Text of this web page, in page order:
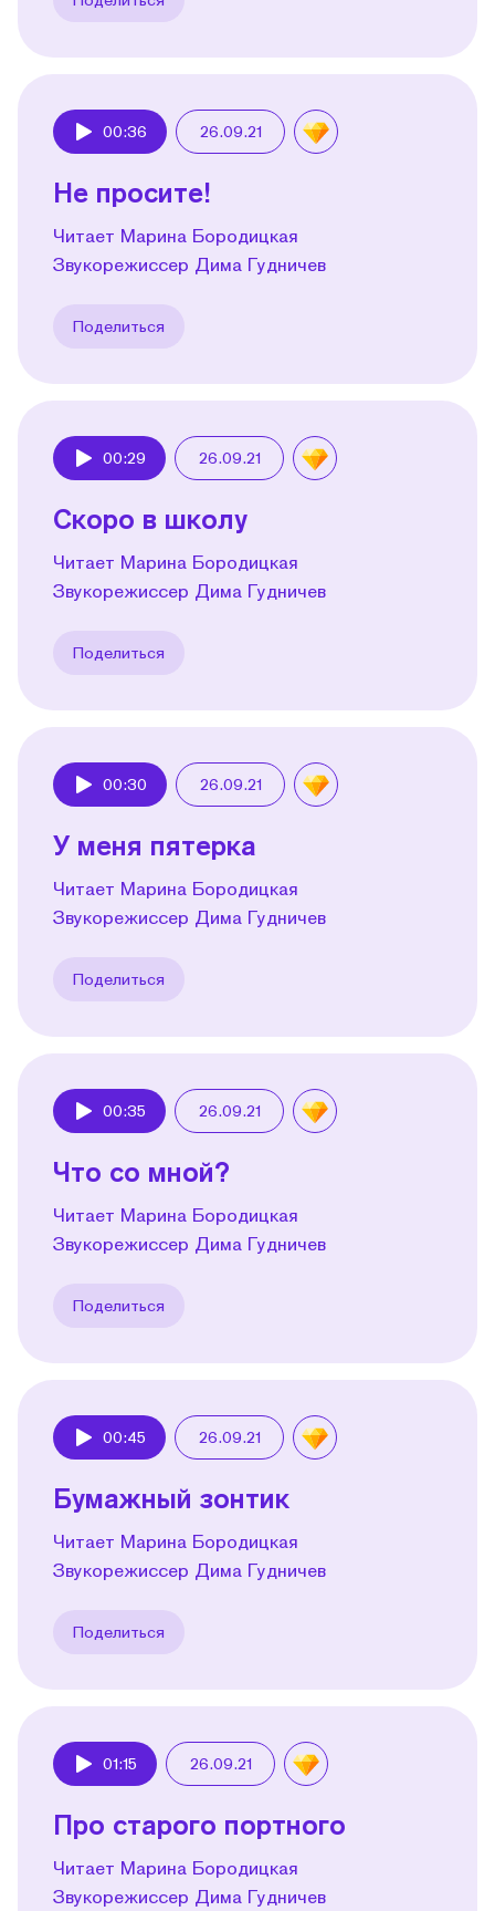
00:36 26.09.21
Не просите!
Читает Марина Бородицкая
Звукорежиссер Дима Гудничев
Поделиться
00:29 26.09.21
Скоро в школу
Читает Марина Бородицкая
Звукорежиссер Дима Гудничев
Поделиться
00:30 26.09.21
У меня пятерка
Читает Марина Бородицкая
Звукорежиссер Дима Гудничев
Поделиться
00:35 26.09.21
Что со мной?
Читает Марина Бородицкая
Звукорежиссер Дима Гудничев
Поделиться
00:45 26.09.21
Бумажный зонтик
Читает Марина Бородицкая
Звукорежиссер Дима Гудничев
Поделиться
01:15 26.09.21
Про старого портного
Читает Марина Бородицкая
Звукорежиссер Дима Гудничев